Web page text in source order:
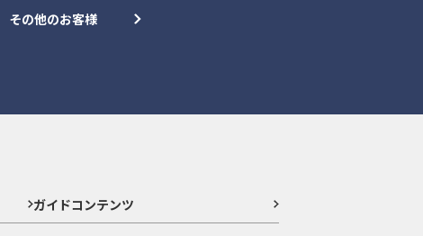
その他のお客様
ガイドコンテンツ